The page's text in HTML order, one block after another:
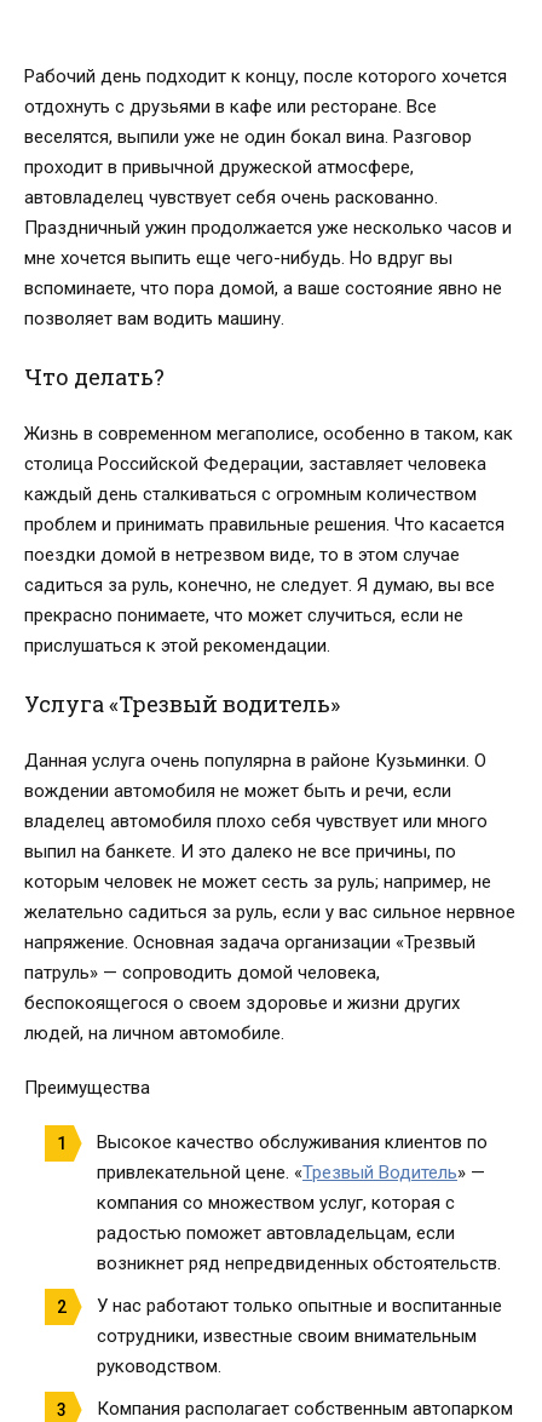
Рабочий день подходит к концу, после которого хочется
отдохнуть с друзьями в кафе или ресторане. Все
веселятся, выпили уже не один бокал вина. Разговор
проходит в привычной дружеской атмосфере,
автовладелец чувствует себя очень раскованно.
Праздничный ужин продолжается уже несколько часов и
мне хочется выпить еще чего-нибудь. Но вдруг вы
вспоминаете, что пора домой, а ваше состояние явно не
позволяет вам водить машину.
Что делать?
Жизнь в современном мегаполисе, особенно в таком, как
столица Российской Федерации, заставляет человека
каждый день сталкиваться с огромным количеством
проблем и принимать правильные решения. Что касается
поездки домой в нетрезвом виде, то в этом случае
садиться за руль, конечно, не следует. Я думаю, вы все
прекрасно понимаете, что может случиться, если не
прислушаться к этой рекомендации.
Услуга «Трезвый водитель»
Данная услуга очень популярна в районе Кузьминки. О
вождении автомобиля не может быть и речи, если
владелец автомобиля плохо себя чувствует или много
выпил на банкете. И это далеко не все причины, по
которым человек не может сесть за руль; например, не
желательно садиться за руль, если у вас сильное нервное
напряжение. Основная задача организации «Трезвый
патруль» — сопроводить домой человека,
беспокоящегося о своем здоровье и жизни других
людей, на личном автомобиле.
Преимущества
Высокое качество обслуживания клиентов по
привлекательной цене. «Трезвый Водитель» —
компания со множеством услуг, которая с
радостью поможет автовладельцам, если
возникнет ряд непредвиденных обстоятельств.
У нас работают только опытные и воспитанные
сотрудники, известные своим внимательным
руководством.
Компания располагает собственным автопарком